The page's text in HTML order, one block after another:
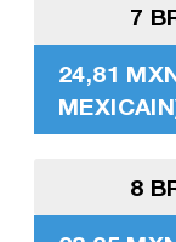
7
24,81
8